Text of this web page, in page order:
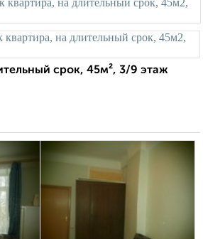
срок, 45м², 3/9 этаж